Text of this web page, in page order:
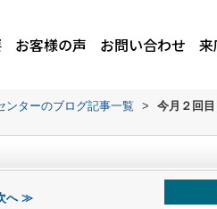
お客様の声 お問い合わせ 来
ンターのブログ記事一覧 >
今月２回
へ ≫